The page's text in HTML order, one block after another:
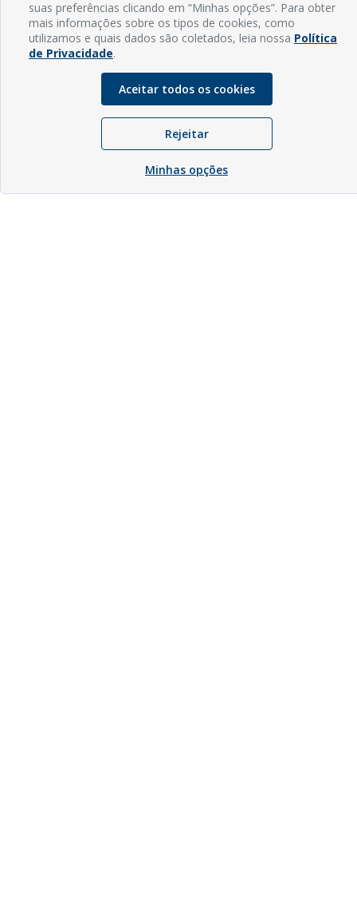
suas preferências clicando em “Minhas opções”. Para obter
mais informações sobre os tipos de cookies, como
utilizamos e quais dados são coletados, leia nossa Política
de Privacidade.
Aceitar todos os cookies
Rejeitar
Minhas opções